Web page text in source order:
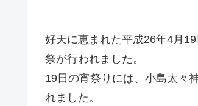
好天に恵まれた平成26年4月
祭が行われました。
19日の宵祭りには、小島太々
れました。